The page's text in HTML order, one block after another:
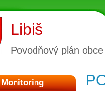
Libiš
Povodňový plán obce
Monitoring